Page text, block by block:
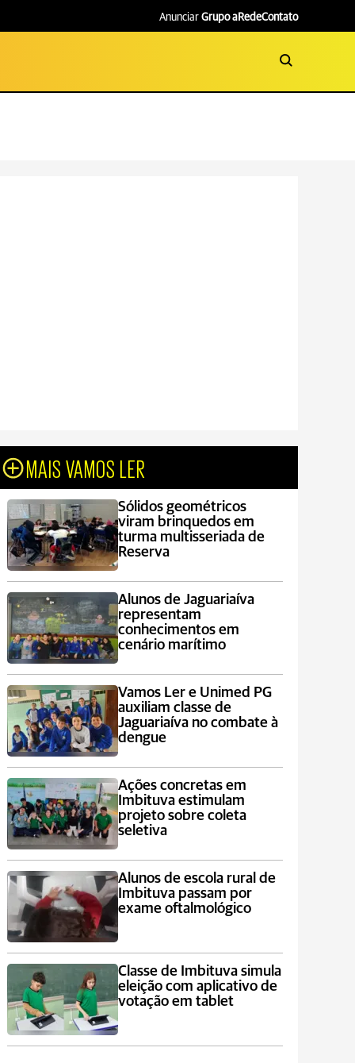
Anunciar Grupo aRedeContato
MAIS VAMOS LER
Sólidos geométricos
viram brinquedos em
turma multisseriada de
Reserva
Alunos de Jaguariaíva
representam
conhecimentos em
cenário marítimo
Vamos Ler e Unimed PG
auxiliam classe de
Jaguariaíva no combate à
dengue
Ações concretas em
Imbituva estimulam
projeto sobre coleta
seletiva
Alunos de escola rural de
Imbituva passam por
exame oftalmológico
Classe de Imbituva simula
eleição com aplicativo de
votação em tablet